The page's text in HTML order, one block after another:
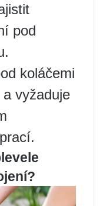
pod
koláčemi
vyžaduje